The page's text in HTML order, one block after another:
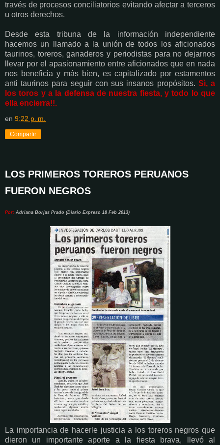
través de procesos conciliatorios evitando afectar a terceros
u otros derechos.
Desde esta tribuna de la información independiente
hacemos un llamado a la unión de todos los aficionados
taurinos, toreros, ganaderos y periodistas para no dejarnos
llevar por el apasionamiento entre aficionados que en nada
nos beneficia y más bien, es capitalizado por estamentos
anti taurinos para seguir con sus insanos propósitos. Sì, a
los toros y a la defensa de nuestra fiesta, y todo lo que
ella encierra!!.
en 9:22 p. m.
Compartir
LOS PRIMEROS TOREROS PERUANOS
FUERON NEGROS
Por: Adriana Borjas Prado (Diario Expreso 18 Feb 2013)
La importancia de hacerle justicia a los toreros negros que
dieron un importante aporte a la fiesta brava, llevó al